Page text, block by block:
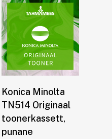
Konica Minolta
TN514 Originaal
toonerkassett,
punane